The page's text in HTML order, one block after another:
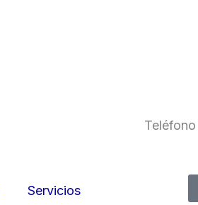
Teléfono
Servicios